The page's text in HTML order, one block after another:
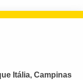
Itália, Campinas